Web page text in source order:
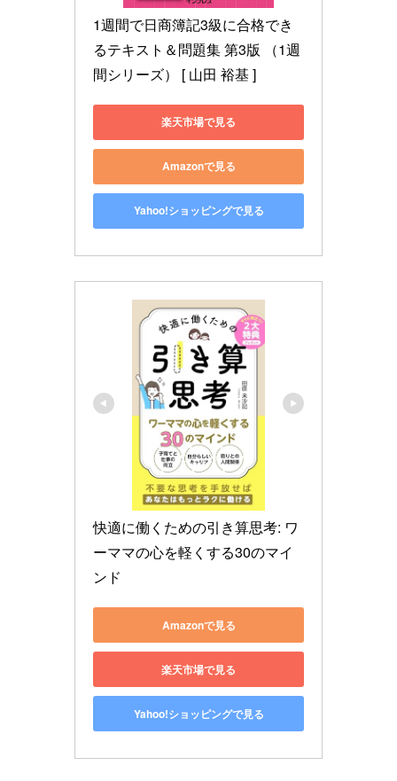
1週間で日商簿記3級に合格でき
るテキスト＆問題集 第3版 （1週
間シリーズ） [ 山田 裕基 ]
楽天市場で見る
Amazonで見る
Yahoo!ショッピングで見る
快適に働くための引き算思考: ワ
ーママの心を軽くする30のマイ
ンド
Amazonで見る
楽天市場で見る
Yahoo!ショッピングで見る